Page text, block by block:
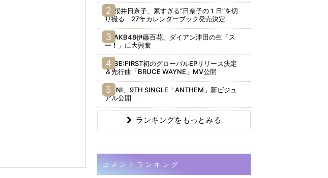
桜井日奈子、素すぎる“日奈子の１日”を切
り撮る 27年カレンダーブック発売決定
AKB48伊藤百花、ダイアン津田の生「ス
ー！」に大興奮
BE:FIRST初のグローバルEPリリース決定
＆先行曲「BRUCE WAYNE」MV公開
INI、9TH SINGLE「ANTHEM」新ビジュ
アル公開
ランキングをもっとみる
コメントランキング